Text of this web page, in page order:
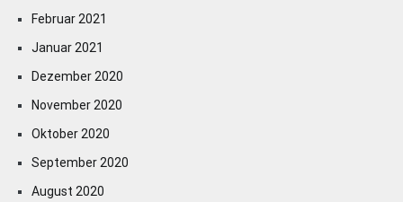
Februar 2021
Januar 2021
Dezember 2020
November 2020
Oktober 2020
September 2020
August 2020